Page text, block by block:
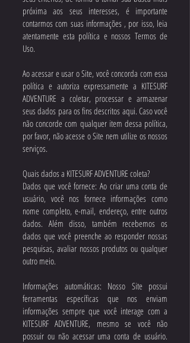
próxima aos seus interesses, é importante
contarmos com suas informações , por isso, leia
atentamente esta política e nossos Termos de
Uso.
Ao acessar e usar o Site, você concorda com essa
política e autoriza expressamente a KITESURF
ADVENTURE a coletar, processar e armazenar
seus dados para os fins descritos aqui. Caso você
não concorde com qualquer item dessa política,
por favor, não acesse o Site nem utilize os nossos
serviços.
Quais dados a KITESURF ADVENTURE coleta?
Dados que você fornece: Ao criar uma conta de
usuário, você nos fornece informações como
nome completo, e-mail, endereço, entre outros
dados. Além disso, também recebemos os
dados que você preenche ao responder nossas
pesquisas, avaliar nossos produtos ou qualquer
outro meio.
Informações automáticas: Nosso Site possui
ferramentas específicas que nos enviam
informações sempre que você interage com a
KITESURF ADVENTURE, mesmo se você não
possuir ou não acessar uma conta de usuário.